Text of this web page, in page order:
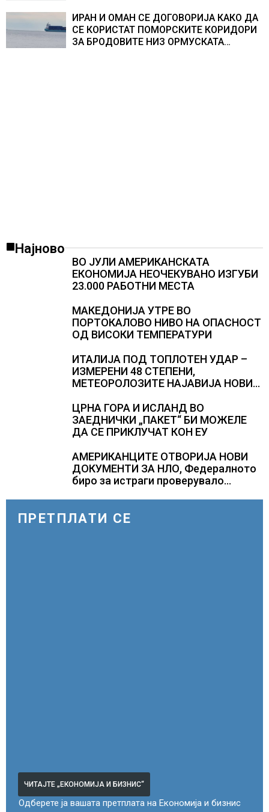
ИРАН И ОМАН СЕ ДОГОВОРИЈА КАКО ДА
СЕ КОРИСТАТ ПОМОРСКИТЕ КОРИДОРИ
ЗА БРОДОВИТЕ НИЗ ОРМУСКАТА
Најново
ВО ЈУЛИ АМЕРИКАНСКАТА
ЕКОНОМИЈА НЕОЧЕКУВАНО ИЗГУБИ
23.000 РАБОТНИ МЕСТА
МАКЕДОНИЈА УТРЕ ВО
ПОРТОКАЛОВО НИВО НА ОПАСНОСТ
ОД ВИСОКИ ТЕМПЕРАТУРИ
ИТАЛИЈА ПОД ТОПЛОТЕН УДАР –
ИЗМЕРЕНИ 48 СТЕПЕНИ,
МЕТЕОРОЛОЗИТЕ НАЈАВИЈА НОВИ
АВГУСТ
ЦРНА ГОРА И ИСЛАНД ВО
ЗАЕДНИЧКИ „ПАКЕТ“ БИ МОЖЕЛЕ
ДА СЕ ПРИКЛУЧАТ КОН ЕУ
АМЕРИКАНЦИТЕ ОТВОРИЈА НОВИ
ДОКУМЕНТИ ЗА НЛО, Федералното
биро за истраги проверувало
ПРЕТПЛАТИ СЕ
ЧИТАЈТЕ „ЕКОНОМИЈА И БИЗНИС“
Одберете ја вашата претплата на Економија и бизнис